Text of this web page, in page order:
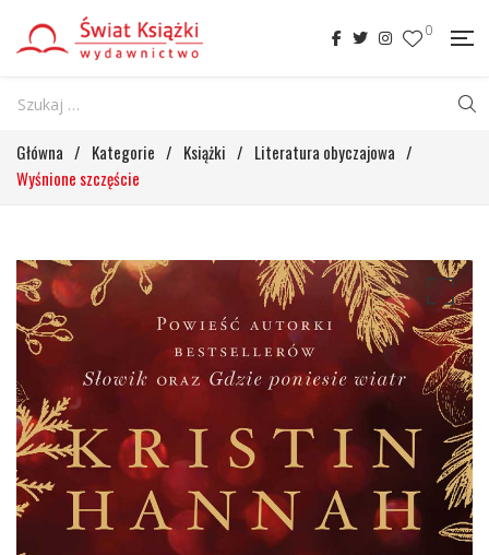
0
Główna / Kategorie / Książki / Literatura obyczajowa /
Wyśnione szczęście